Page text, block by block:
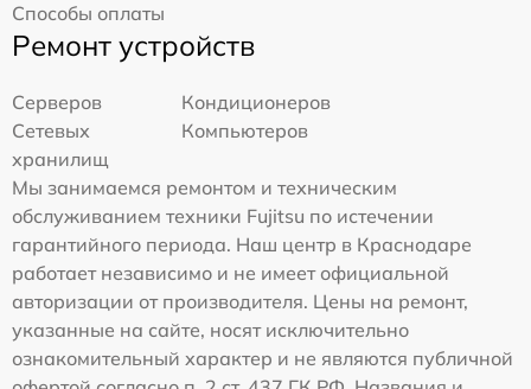
Способы оплаты
Ремонт устройств
Серверов
Кондиционеров
Сетевых
хранилищ
Компьютеров
Мы занимаемся ремонтом и техническим
обслуживанием техники Fujitsu по истечении
гарантийного периода. Наш центр в Краснодаре
работает независимо и не имеет официальной
авторизации от производителя. Цены на ремонт,
указанные на сайте, носят исключительно
ознакомительный характер и не являются публичной